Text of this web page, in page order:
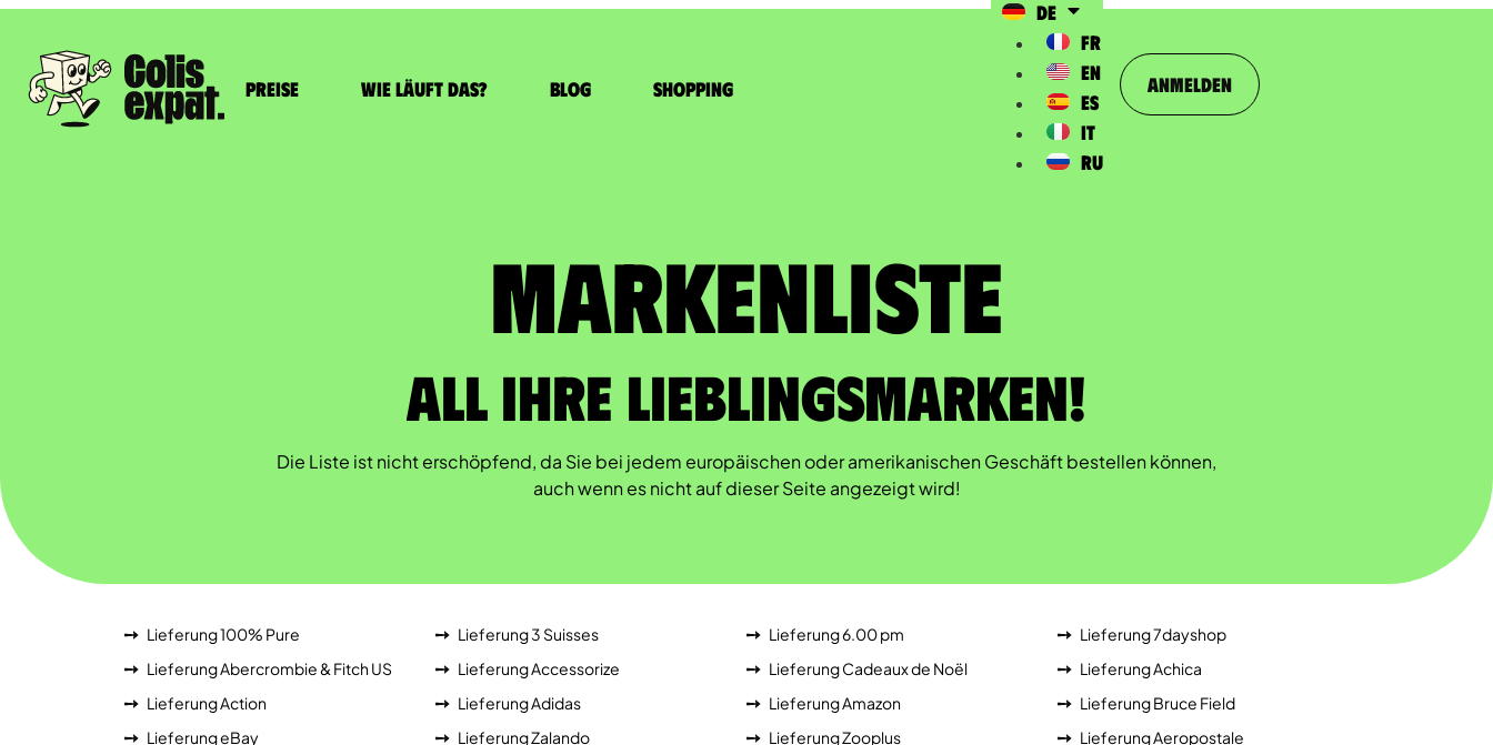
Preise Wie läuft das? Blog Shopping
DE
FR
EN
ES
IT
RU
Anmelden
Markenliste​
All Ihre Lieblingsmarken!
Die Liste ist nicht erschöpfend, da Sie bei jedem europäischen oder amerikanischen Geschäft bestellen können,
auch wenn es nicht auf dieser Seite angezeigt wird!
Lieferung 100% Pure Lieferung 3 Suisses Lieferung 6.00 pm
Lieferung 7dayshop
Lieferung Abercrombie & Fitch US
Lieferung Accessorize Lieferung Cadeaux de Noël
Lieferung Achica
Lieferung Action
Lieferung Adidas Lieferung Amazon
Lieferung Bruce Field
Lieferung eBay
Lieferung Zalando Lieferung Zooplus
Lieferung Aeropostale